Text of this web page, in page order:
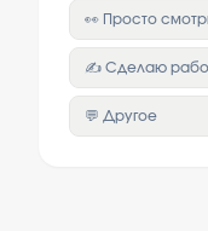
👀 Просто
✍️ Сделаю
💬 Другое